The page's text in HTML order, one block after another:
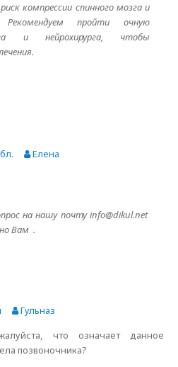
компрессии спинного мозга и
Рекомендуем пройти очную
и нейрохирурга, чтобы
Елена
на нашу почту info@dikul.net
Вам .
Гульназ
что означает данное
позвоночника?